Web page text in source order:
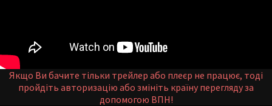
Якщо Ви бачите тільки трейлер або плеєр не працює, тоді
пройдіть авторизацію або змініть країну перегляду за
допомогою ВПН!